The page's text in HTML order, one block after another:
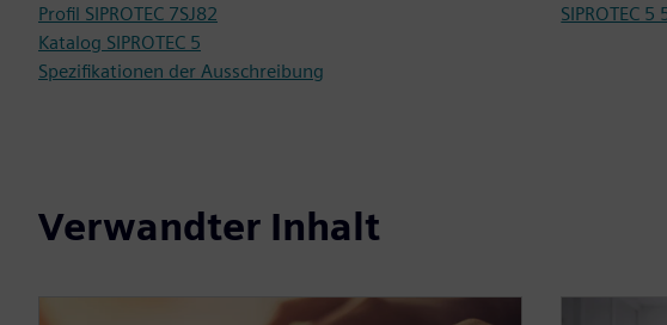
Profil SIPROTEC 7SJ82
Katalog SIPROTEC 5
Spezifikationen der Ausschreibung
SIPROTEC
Verwandter Inhalt